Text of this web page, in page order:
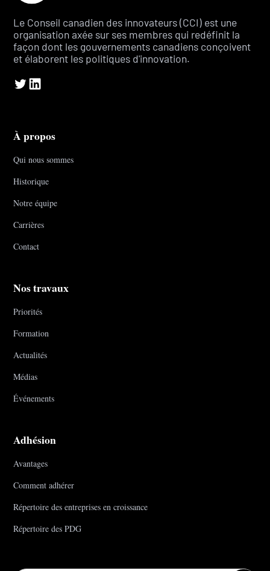
Le Conseil canadien des innovateurs (CCI) est une
organisation axée sur ses membres qui redéfinit la
façon dont les gouvernements canadiens conçoivent
et élaborent les politiques d'innovation.
À propos
Qui nous sommes
Historique
Notre équipe
Carrières
Contact
Nos travaux
Priorités
Formation
Actualités
Médias
Événements
Adhésion
Avantages
Comment adhérer
Répertoire des entreprises en croissance
Répertoire des PDG